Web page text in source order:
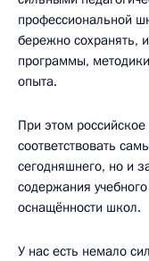
профессиональной
бережно сохранять,
программы,
опыта.
При этом
соответствовать
сегодняшнего, но и
содержания
оснащённости школ.
У нас есть немало